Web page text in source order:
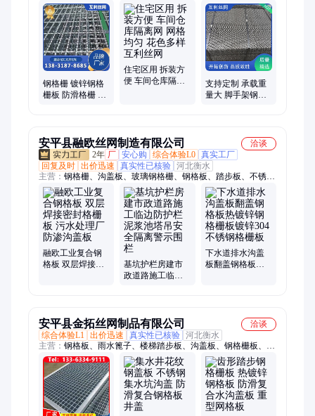
钢格栅 镀锌钢格
栅板 防滑格栅 水
住宅区用 拆装方
便 车间仓库隔离
支持定制 承载重
量大 脚手架钢板
安平县融欧丝网制造有限公司
洽谈
2年 厂 安心购 综合体验L0 真实工厂
回复及时 出价迅速 真实性已核验 河北衡水
主营： 钢格栅、沟盖板、玻璃钢格栅、钢格板、踏步板、不锈钢
水篦子
融欧工业复合钢
格板 双层焊接密
基坑护栏房建市
政道路施工临边
下水道排水沟盖
板翻盖钢格板热
安平县金拓丝网制品有限公司
洽谈
综合体验L1
出价迅速 真实性已核验 河北衡水
主营： 钢格板、雨水篦子、楼梯踏步板、沟盖板、钢格栅板、不
锈钢格栅、花纹钢盖板、扇形格栅板、高荷载格栅板、通风散热
格栅板、排水沟网格盖板、不锈钢金属钢格、楼梯踏步网格板